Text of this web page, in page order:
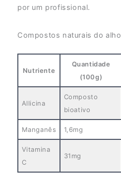
por um profissional.
Compostos naturais do alho
Nutriente
Quantidade
(100g)
Allicina
Composto
bioativo
Manganês 1,6mg
Vitamina
C
31mg